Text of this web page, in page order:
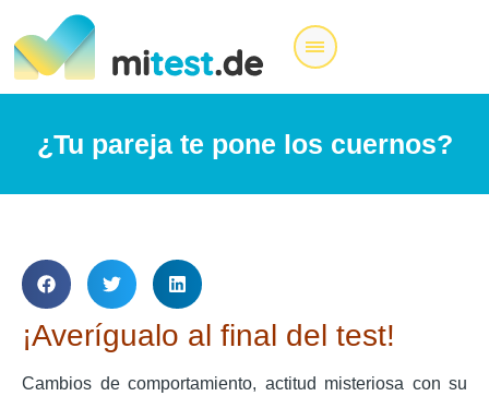
¿Tu pareja te pone los cuernos?
¡Averígualo al final del test!
Cambios de comportamiento, actitud misteriosa con su